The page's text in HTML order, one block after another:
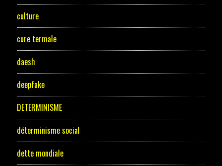
culture
cure termale
daesh
deepfake
DETERMINISME
déterminisme social
dette mondiale